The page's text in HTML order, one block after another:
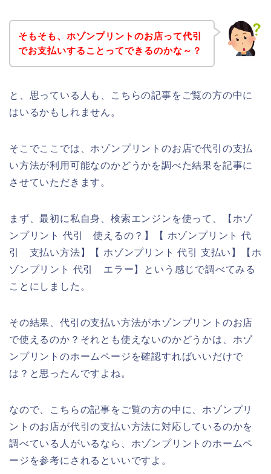
そもそも、ホゾンプリントのお店って代引
でお支払いすることってできるのかな～？
と、思っている人も、こちらの記事をご覧の方の中に
はいるかもしれません。
そこでここでは、ホゾンプリントのお店で代引の支払
い方法が利用可能なのかどうかを調べた結果を記事に
させていただきます。
まず、最初に私自身、検索エンジンを使って、【ホゾ
ンプリント 代引 使えるの？】【 ホゾンプリント 代
引 支払い方法】【 ホゾンプリント 代引 支払い】【ホ
ゾンプリント 代引 エラー】という感じで調べてみる
ことにしました。
その結果、代引の支払い方法がホゾンプリントのお店
で使えるのか？それとも使えないのかどうかは、ホゾ
ンプリントのホームページを確認すればいいだけで
は？と思ったんですよね。
なので、こちらの記事をご覧の方の中に、ホゾンプリ
ントのお店が代引の支払い方法に対応しているのかを
調べている人がいるなら、ホゾンプリントのホームペ
ージを参考にされるといいですよ。